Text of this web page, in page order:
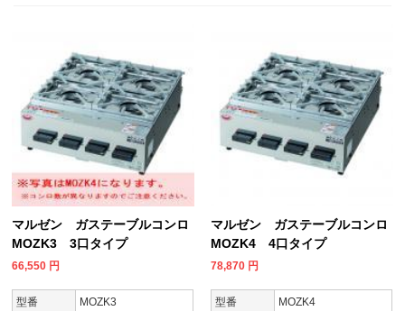
マルゼン ガステーブルコンロ
MOZK3 3口タイプ
66,550 円
型番
MOZK3
マルゼン ガステーブルコンロ
MOZK4 4口タイプ
78,870 円
型番
MOZK4